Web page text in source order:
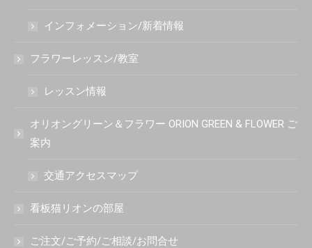
インフォメーション/新着情報
フラワーレッスン/教室
レッスン情報
オリオングリーン＆フラワー ORION GREEN & FLOWER ご
案内
交通アクセスマップ
看板猫リオンの部屋
ご注文/ご予約/ご相談/お問合せ